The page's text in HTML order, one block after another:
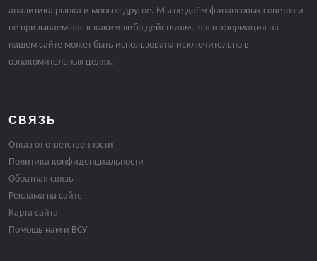
аналитика рынка и многое другое. Мы не даём финансовых советов и
не призываем вас к каким либо действиям, вся информация на
нашем сайте может быть использована исключительно в
ознакомительных целях.
СВЯЗЬ
Отказ от ответственности
Политика конфиденциальности
Обратная связь
Реклама на сайте
Карта сайта
Помощь нам и ВСУ